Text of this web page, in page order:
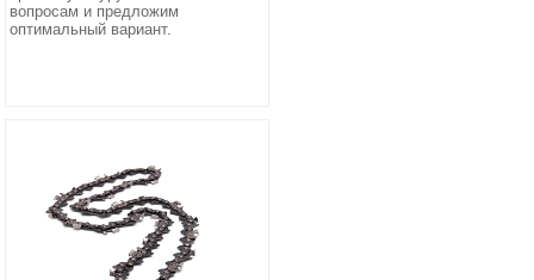
вопросам и предложим
оптимальный вариант.